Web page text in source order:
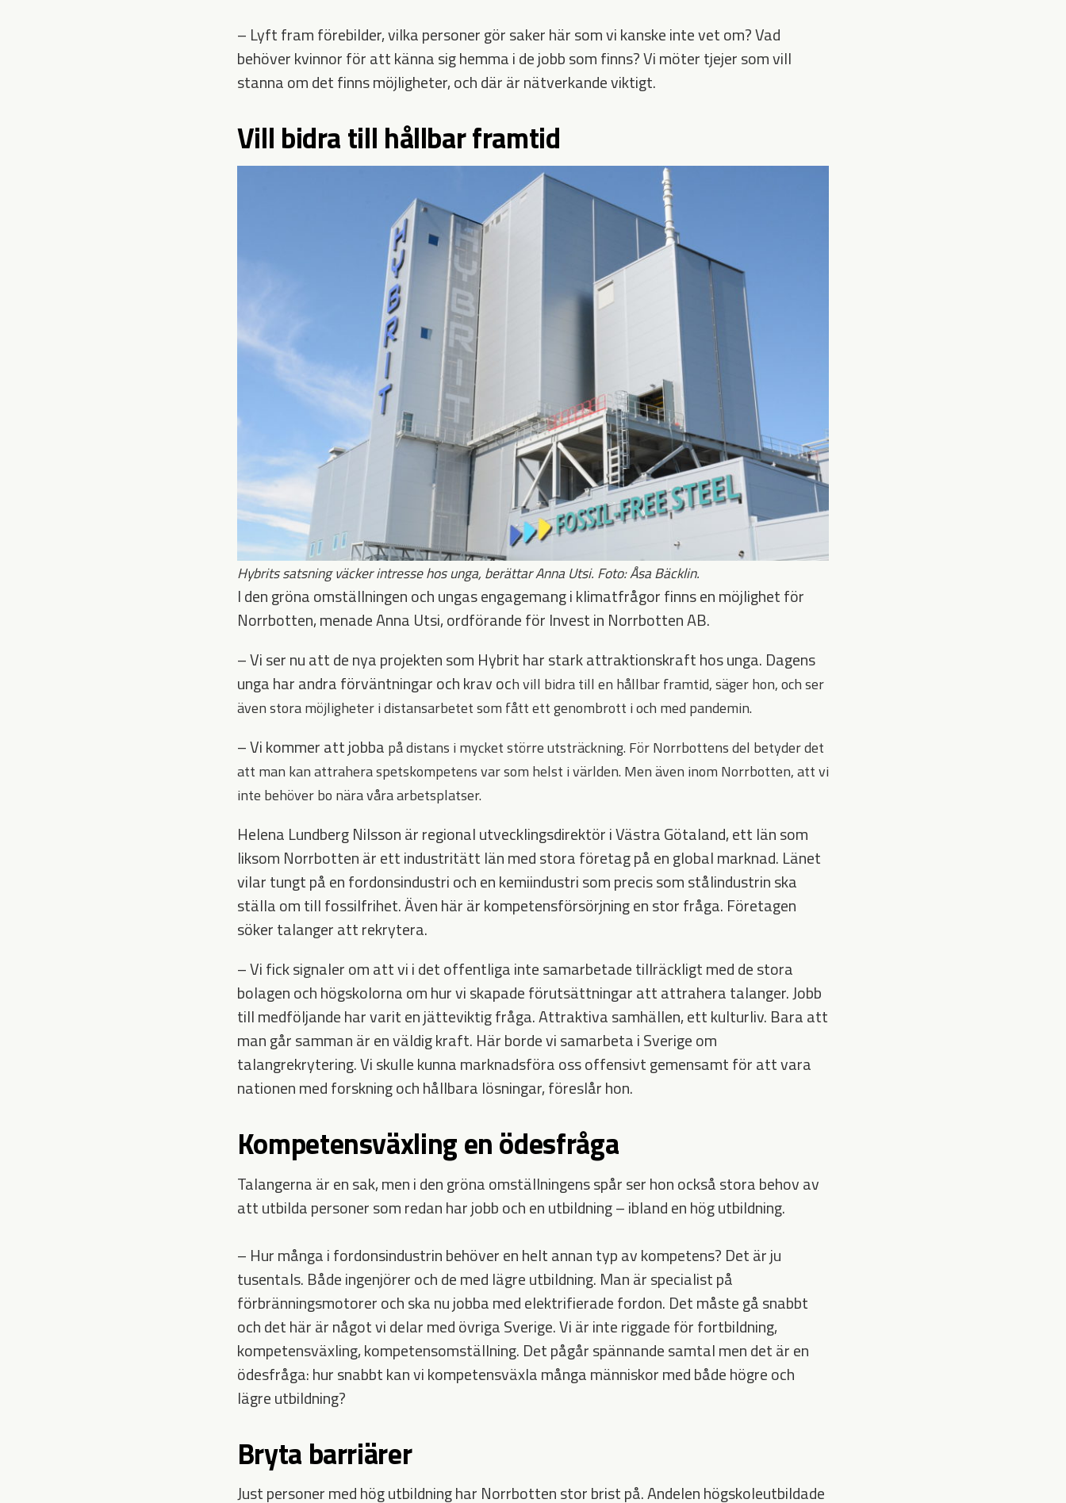
– Lyft fram förebilder, vilka personer gör saker här som vi kanske inte vet om? Vad
behöver kvinnor för att känna sig hemma i de jobb som finns? Vi möter tjejer som vill
stanna om det finns möjligheter, och där är nätverkande viktigt.
Vill bidra till hållbar framtid
Hybrits satsning väcker intresse hos unga, berättar Anna Utsi. Foto: Åsa Bäcklin.
I den gröna omställningen och ungas engagemang i klimatfrågor finns en möjlighet för
Norrbotten, menade Anna Utsi, ordförande för Invest in Norrbotten AB.
– Vi ser nu att de nya projekten som Hybrit har stark attraktionskraft hos unga. Dagens
unga har andra förväntningar och krav och vill bidra till en hållbar framtid, säger hon, och ser
även stora möjligheter i distansarbetet som fått ett genombrott i och med pandemin.
– Vi kommer att jobba pådistans i mycket större utsträckning. För Norrbottens del betyder det
att man kan attrahera spetskompetens var som helst i världen. Men även inom Norrbotten, att vi
inte behöver bo nära våra arbetsplatser.
Helena Lundberg Nilsson är regional utvecklingsdirektör i Västra Götaland, ett län som
liksom Norrbotten är ett industritätt län med stora företag på en global marknad. Länet
vilar tungt på en fordonsindustri och en kemiindustri som precis som stålindustrin ska
ställa om till fossilfrihet. Även här är kompetensförsörjning en stor fråga. Företagen
söker talanger att rekrytera.
– Vi fick signaler om att vi i det offentliga inte samarbetade tillräckligt med de stora
bolagen och högskolorna om hur vi skapade förutsättningar att attrahera talanger. Jobb
till medföljande har varit en jätteviktig fråga. Attraktiva samhällen, ett kulturliv. Bara att
man går samman är en väldig kraft. Här borde vi samarbeta i Sverige om
talangrekrytering. Vi skulle kunna marknadsföra oss offensivt gemensamt för att vara
nationen med forskning och hållbara lösningar, föreslår hon.
Kompetensväxling en ödesfråga
Talangerna är en sak, men i den gröna omställningens spår ser hon också stora behov av
att utbilda personer som redan har jobb och en utbildning – ibland en hög utbildning.
– Hur många i fordonsindustrin behöver en helt annan typ av kompetens? Det är ju
tusentals. Både ingenjörer och de med lägre utbildning. Man är specialist på
förbränningsmotorer och ska nu jobba med elektrifierade fordon. Det måste gå snabbt
och det här är något vi delar med övriga Sverige. Vi är inte riggade för fortbildning,
kompetensväxling, kompetensomställning. Det pågår spännande samtal men det är en
ödesfråga: hur snabbt kan vi kompetensväxla många människor med både högre och
lägre utbildning?
Bryta barriärer
Just personer med hög utbildning har Norrbotten stor brist på. Andelen högskoleutbildade